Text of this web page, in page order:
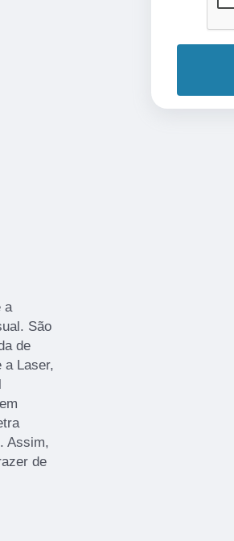
a
São
de
a Laser,
Assim,
de